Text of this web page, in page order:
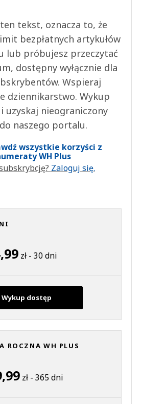
tekst, oznacza to, że
bezpłatnych artykułów
lub próbujesz przeczytać
dostępny wyłącznie dla
Wspieraj
dziennikarstwo. Wykup
uzyskaj nieograniczony
naszego portalu.
wszystkie korzyści z
WH Plus
Zaloguj się.
zł - 30 dni
Wykup dostęp
ROCZNA WH PLUS
zł - 365 dni